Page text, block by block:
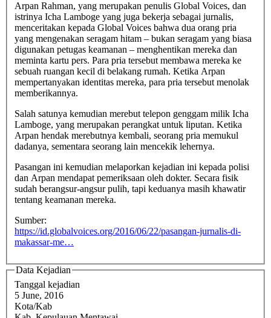
Arpan Rahman, yang merupakan penulis Global Voices, dan
istrinya Icha Lamboge yang juga bekerja sebagai jurnalis,
menceritakan kepada Global Voices bahwa dua orang pria
yang mengenakan seragam hitam – bukan seragam yang biasa
digunakan petugas keamanan – menghentikan mereka dan
meminta kartu pers. Para pria tersebut membawa mereka ke
sebuah ruangan kecil di belakang rumah. Ketika Arpan
mempertanyakan identitas mereka, para pria tersebut menolak
memberikannya.
Salah satunya kemudian merebut telepon genggam milik Icha
Lamboge, yang merupakan perangkat untuk liputan. Ketika
Arpan hendak merebutnya kembali, seorang pria memukul
dadanya, sementara seorang lain mencekik lehernya.
Pasangan ini kemudian melaporkan kejadian ini kepada polisi
dan Arpan mendapat pemeriksaan oleh dokter. Secara fisik
sudah berangsur-angsur pulih, tapi keduanya masih khawatir
tentang keamanan mereka.
Sumber:
https://id.globalvoices.org/2016/06/22/pasangan-jurnalis-di-
makassar-me…
Data Kejadian
Tanggal kejadian
5 June, 2016
Kota/Kab